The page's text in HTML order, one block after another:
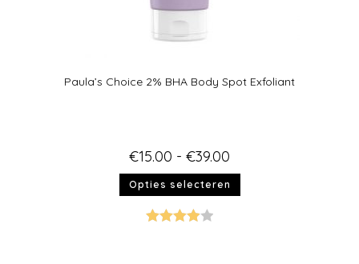
Paula’s Choice 2% BHA Body Spot Exfoliant
€15.00 - €39.00
Opties selecteren